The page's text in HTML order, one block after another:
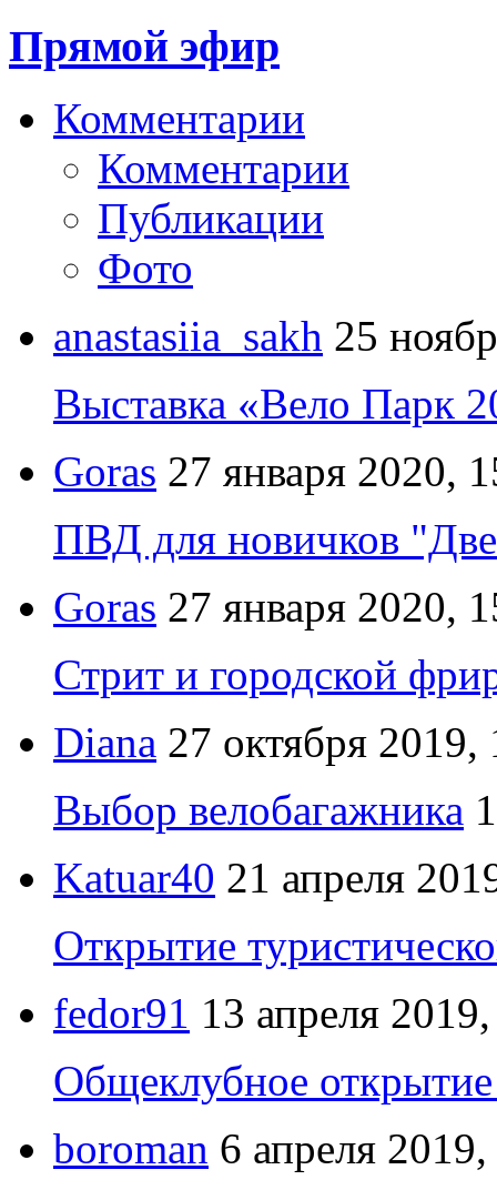
Прямой эфир
Комментарии
Комментарии
Публикации
Фото
anastasiia_sakh 25
Выставка «Вело Парк
Goras 27 января 2020,
ПВД для новичков
Goras 27 января 2020,
Стрит и городской
Diana 27 октября 2019,
Выбор велобагажника
Katuar40 21 апреля
Открытие
fedor91 13 апреля
Общеклубное открытие
boroman 6 апреля